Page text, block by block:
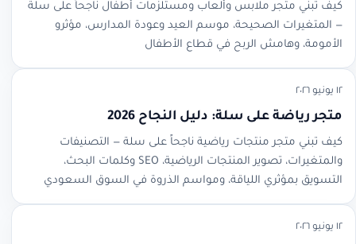
كيف تبني متجر ملابس وألعاب ومستلزمات أطفال ناجحاً على سلة
— المتغيرات الصحيحة، موسم العيد وعودة المدارس، مؤثرو
الأمومة، وهامش الربح في قطاع الأطفال
١٢ يونيو ٢٠٢٦
متجر رياضة على سلة: دليل النجاح 2026
كيف تبني متجر منتجات رياضية ناجحاً على سلة — التصنيفات
والمتغيرات، تصوير المنتجات الرياضية، SEO وكلمات البحث،
التسويق بمؤثري اللياقة، ومواسم الذروة في السوق السعودي
١٢ يونيو ٢٠٢٦